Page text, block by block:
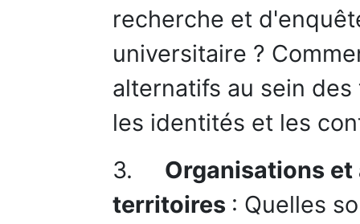
recherche et
universitaire ?
alternatifs au sein
les identités et les
3. Organisations
territoires : Quelles